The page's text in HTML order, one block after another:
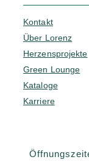
Kontakt
Über Lorenz
Herzensprojekte
Green Lounge
Kataloge
Karriere